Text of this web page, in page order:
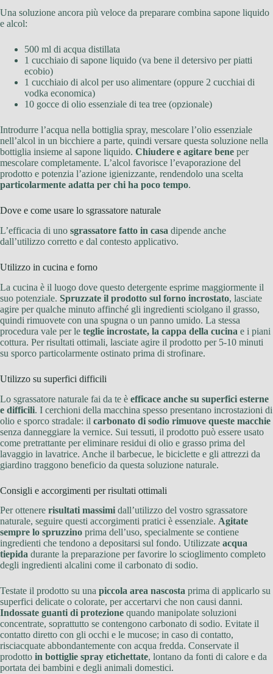
Una soluzione ancora più veloce da preparare combina sapone liquido
e alcol:
500 ml di acqua distillata
1 cucchiaio di sapone liquido (va bene il detersivo per piatti
ecobio)
1 cucchiaio di alcol per uso alimentare (oppure 2 cucchiai di
vodka economica)
10 gocce di olio essenziale di tea tree (opzionale)
Introdurre l’acqua nella bottiglia spray, mescolare l’olio essenziale
nell’alcol in un bicchiere a parte, quindi versare questa soluzione nella
bottiglia insieme al sapone liquido. Chiudere e agitare bene per
mescolare completamente. L’alcol favorisce l’evaporazione del
prodotto e potenzia l’azione igienizzante, rendendolo una scelta
particolarmente adatta per chi ha poco tempo.
Dove e come usare lo sgrassatore naturale
L’efficacia di uno sgrassatore fatto in casa dipende anche
dall’utilizzo corretto e dal contesto applicativo.
Utilizzo in cucina e forno
La cucina è il luogo dove questo detergente esprime maggiormente il
suo potenziale. Spruzzate il prodotto sul forno incrostato, lasciate
agire per qualche minuto affinché gli ingredienti sciolgano il grasso,
quindi rimuovete con una spugna o un panno umido. La stessa
procedura vale per le teglie incrostate, la cappa della cucina e i piani
cottura. Per risultati ottimali, lasciate agire il prodotto per 5-10 minuti
su sporco particolarmente ostinato prima di strofinare.
Utilizzo su superfici difficili
Lo sgrassatore naturale fai da te è efficace anche su superfici esterne
e difficili. I cerchioni della macchina spesso presentano incrostazioni di
olio e sporco stradale: il carbonato di sodio rimuove queste macchie
senza danneggiare la vernice. Sui tessuti, il prodotto può essere usato
come pretrattante per eliminare residui di olio e grasso prima del
lavaggio in lavatrice. Anche il barbecue, le biciclette e gli attrezzi da
giardino traggono beneficio da questa soluzione naturale.
Consigli e accorgimenti per risultati ottimali
Per ottenere risultati massimi dall’utilizzo del vostro sgrassatore
naturale, seguire questi accorgimenti pratici è essenziale. Agitate
sempre lo spruzzino prima dell’uso, specialmente se contiene
ingredienti che tendono a depositarsi sul fondo. Utilizzate acqua
tiepida durante la preparazione per favorire lo scioglimento completo
degli ingredienti alcalini come il carbonato di sodio.
Testate il prodotto su una piccola area nascosta prima di applicarlo su
superfici delicate o colorate, per accertarvi che non causi danni.
Indossate guanti di protezione quando manipolate soluzioni
concentrate, soprattutto se contengono carbonato di sodio. Evitate il
contatto diretto con gli occhi e le mucose; in caso di contatto,
risciacquate abbondantemente con acqua fredda. Conservate il
prodotto in bottiglie spray etichettate, lontano da fonti di calore e da
portata dei bambini e degli animali domestici.